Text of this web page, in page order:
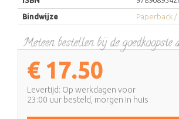
Bindwijze
Paperback
€ 17.50
Levertijd: Op werkdagen voor
23:00 uur besteld, morgen in huis